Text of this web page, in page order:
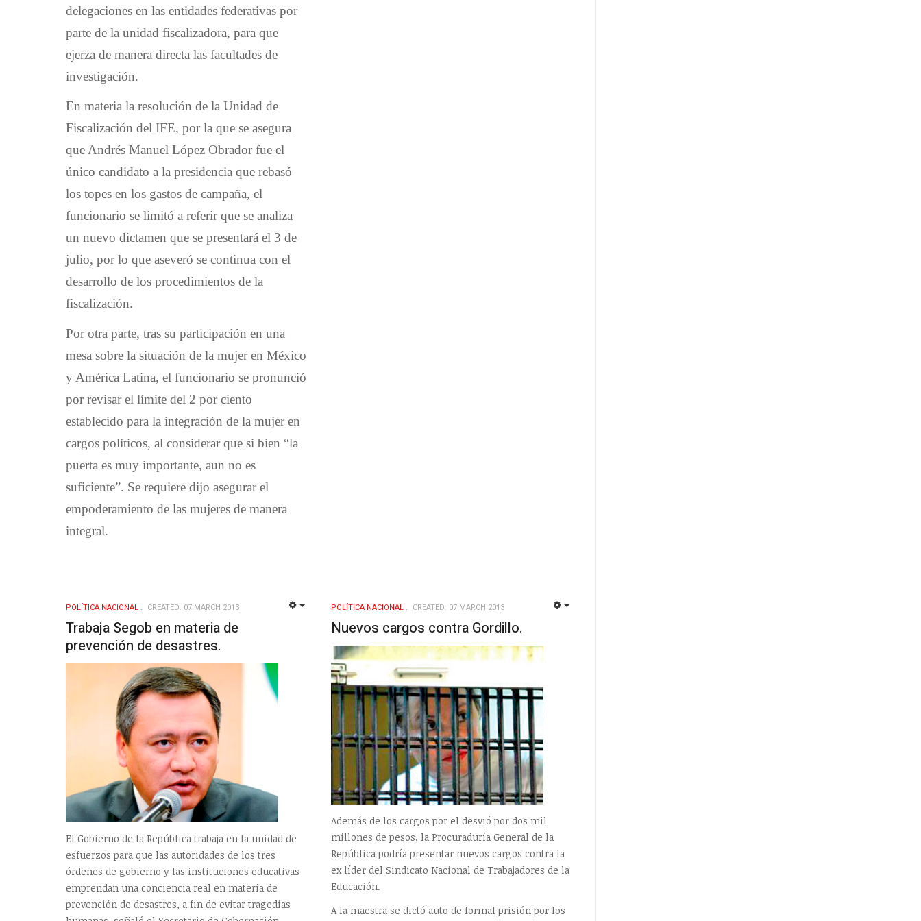
delegaciones en las entidades federativas por
parte de la unidad fiscalizadora, para que
ejerza de manera directa las facultades de
investigación.
En materia la resolución de la Unidad de
Fiscalización del IFE, por la que se asegura
que Andrés Manuel López Obrador fue el
único candidato a la presidencia que rebasó
los topes en los gastos de campaña, el
funcionario se limitó a referir que se analiza
un nuevo dictamen que se presentará el 3 de
julio, por lo que aseveró se continua con el
desarrollo de los procedimientos de la
fiscalización.
Por otra parte, tras su participación en una
mesa sobre la situación de la mujer en México
y América Latina, el funcionario se pronunció
por revisar el límite del 2 por ciento
establecido para la integración de la mujer en
cargos políticos, al considerar que si bien “la
puerta es muy importante, aun no es
suficiente”. Se requiere dijo asegurar el
empoderamiento de las mujeres de manera
integral.
POLÍ­TICA NACIONAL CREATED: 07 MARCH 2013
Trabaja Segob en materia de
prevención de desastres.
El Gobierno de la República trabaja en la unidad de
esfuerzos para que las autoridades de los tres
órdenes de gobierno y las instituciones educativas
emprendan una conciencia real en materia de
prevención de desastres, a fin de evitar tragedias
POLÍ­TICA NACIONAL CREATED: 07 MARCH 2013
Nuevos cargos contra Gordillo.
Además de los cargos por el desvió por dos mil
millones de pesos, la Procuraduría General de la
República podría presentar nuevos cargos contra la
ex líder del Sindicato Nacional de Trabajadores de la
Educación.
A la maestra se dictó auto de formal prisión por los